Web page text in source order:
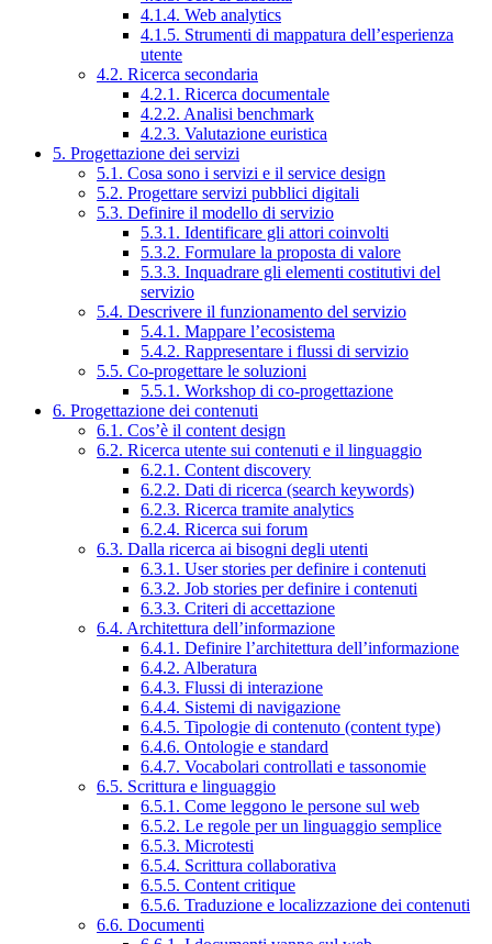
4.1.4. Web analytics
4.1.5. Strumenti di mappatura dell’esperienza
utente
4.2. Ricerca secondaria
4.2.1. Ricerca documentale
4.2.2. Analisi benchmark
4.2.3. Valutazione euristica
5. Progettazione dei servizi
5.1. Cosa sono i servizi e il service design
5.2. Progettare servizi pubblici digitali
5.3. Definire il modello di servizio
5.3.1. Identificare gli attori coinvolti
5.3.2. Formulare la proposta di valore
5.3.3. Inquadrare gli elementi costitutivi del
servizio
5.4. Descrivere il funzionamento del servizio
5.4.1. Mappare l’ecosistema
5.4.2. Rappresentare i flussi di servizio
5.5. Co-progettare le soluzioni
5.5.1. Workshop di co-progettazione
6. Progettazione dei contenuti
6.1. Cos’è il content design
6.2. Ricerca utente sui contenuti e il linguaggio
6.2.1. Content discovery
6.2.2. Dati di ricerca (search keywords)
6.2.3. Ricerca tramite analytics
6.2.4. Ricerca sui forum
6.3. Dalla ricerca ai bisogni degli utenti
6.3.1. User stories per definire i contenuti
6.3.2. Job stories per definire i contenuti
6.3.3. Criteri di accettazione
6.4. Architettura dell’informazione
6.4.1. Definire l’architettura dell’informazione
6.4.2. Alberatura
6.4.3. Flussi di interazione
6.4.4. Sistemi di navigazione
6.4.5. Tipologie di contenuto (content type)
6.4.6. Ontologie e standard
6.4.7. Vocabolari controllati e tassonomie
6.5. Scrittura e linguaggio
6.5.1. Come leggono le persone sul web
6.5.2. Le regole per un linguaggio semplice
6.5.3. Microtesti
6.5.4. Scrittura collaborativa
6.5.5. Content critique
6.5.6. Traduzione e localizzazione dei contenuti
6.6. Documenti